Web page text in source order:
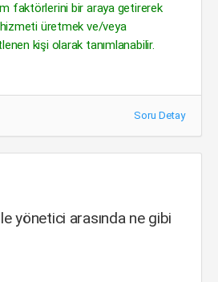
faktörlerini bir araya getirerek
üretmek ve/veya
kişi olarak tanımlanabilir.
Soru Detay
yönetici arasında ne gibi